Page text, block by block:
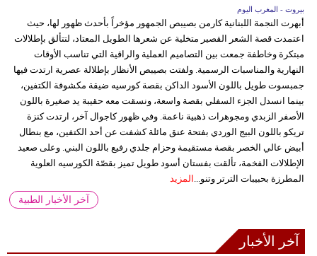
بيروت - المغرب اليوم
أبهرت النجمة اللبنانية كارمن بصيبص الجمهور مؤخراً بأحدث ظهور لها، حيث
اعتمدت قصة الشعر القصير متخلية عن شعرها الطويل المعتاد، لتتألق بإطلالات
مبتكرة وخاطفة جمعت بين التصاميم العملية والراقية التي تناسب الأوقات
النهارية والمناسبات الرسمية. ولفتت بصيبص الأنظار بإطلالة عصرية ارتدت فيها
جمبسوت طويل باللون الأسود الداكن بقصة كورسيه ضيقة مكشوفة الكتفين،
بينما انسدل الجزء السفلي بقصة واسعة، ونسقت معه حقيبة يد صغيرة باللون
الأصفر الزبدي ومجوهرات ذهبية ناعمة. وفي ظهور كاجوال آخر، ارتدت كنزة
تريكو باللون البيج الوردي بفتحة عنق مائلة كشفت عن أحد الكتفين، مع بنطال
أبيض عالي الخصر بقصة مستقيمة وحزام جلدي رفيع باللون البني. وعلى صعيد
الإطلالات الفخمة، تألقت بفستان أسود طويل تميز بقصّة الكورسيه العلوية
المطرزة بحبيبات الترتر وتنو...
المزيد
آخر الأخبار الطبية
آخر الأخبار